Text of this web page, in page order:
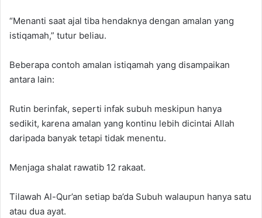
“Menanti saat ajal tiba hendaknya dengan amalan yang
istiqamah,” tutur beliau.
Beberapa contoh amalan istiqamah yang disampaikan
antara lain:
Rutin berinfak, seperti infak subuh meskipun hanya
sedikit, karena amalan yang kontinu lebih dicintai Allah
daripada banyak tetapi tidak menentu.
Menjaga shalat rawatib 12 rakaat.
Tilawah Al-Qur’an setiap ba’da Subuh walaupun hanya satu
atau dua ayat.